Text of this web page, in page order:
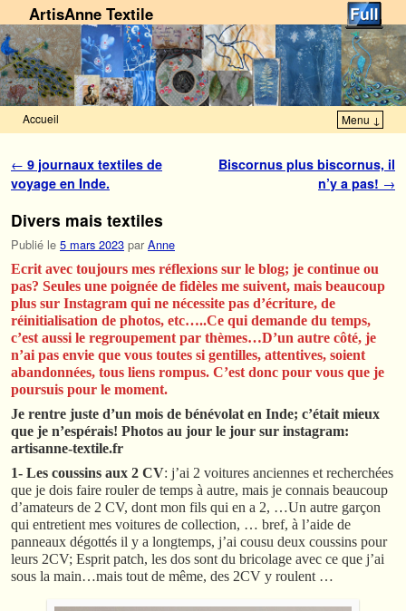
ArtisAnne Textile
Accueil Menu ↓
Navigation des articles
← 9 journaux textiles de
voyage en Inde.
Biscornus plus biscornus, il
n’y a pas! →
Divers mais textiles
Publié le 5 mars 2023 par Anne
Ecrit avec toujours mes réflexions sur le blog; je continue ou
pas? Seules une poignée de fidèles me suivent, mais beaucoup
plus sur Instagram qui ne nécessite pas d’écriture, de
réinitialisation de photos, etc…..Ce qui demande du temps,
c’est aussi le regroupement par thèmes…D’un autre côté, je
n’ai pas envie que vous toutes si gentilles, attentives, soient
abandonnées, tous liens rompus. C’est donc pour vous que je
poursuis pour le moment.
Je rentre juste d’un mois de bénévolat en Inde; c’était mieux
que je n’espérais! Photos au jour le jour sur instagram:
artisanne-textile.fr
1- Les coussins aux 2 CV: j’ai 2 voitures anciennes et recherchées
que je dois faire rouler de temps à autre, mais je connais beaucoup
d’amateurs de 2 CV, dont mon fils qui en a 2, …Un autre garçon
qui entretient mes voitures de collection, … bref, à l’aide de
panneaux dégottés il y a longtemps, j’ai cousu deux coussins pour
leurs 2CV; Esprit patch, les dos sont du bricolage avec ce que j’ai
sous la main…mais tout de même, des 2CV y roulent …